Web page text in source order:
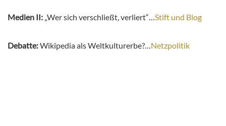
Medien II: „Wer sich verschließt, verliert“… Stift und Blog
Debatte:Wikipedia als Weltkulturerbe?… Netzpolitik